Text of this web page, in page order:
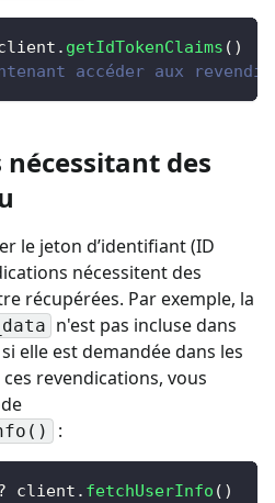
. getIdTokenClaims ( )
accéder aux
des
le jeton d’identifiant (ID
nécessitent des
récupérées. Par exemple, la
n'est pas incluse dans
elle est demandée dans les
revendications, vous
:
client . fetchUserInfo ( )